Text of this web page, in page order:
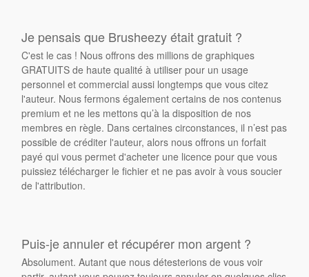
Je pensais que Brusheezy était gratuit ?
C'est le cas ! Nous offrons des millions de graphiques
GRATUITS de haute qualité à utiliser pour un usage
personnel et commercial aussi longtemps que vous citez
l'auteur. Nous fermons également certains de nos contenus
premium et ne les mettons qu’à la disposition de nos
membres en règle. Dans certaines circonstances, il n’est pas
possible de créditer l'auteur, alors nous offrons un forfait
payé qui vous permet d'acheter une licence pour que vous
puissiez télécharger le fichier et ne pas avoir à vous soucier
de l'attribution.
Puis-je annuler et récupérer mon argent ?
Absolument. Autant que nous détesterions de vous voir